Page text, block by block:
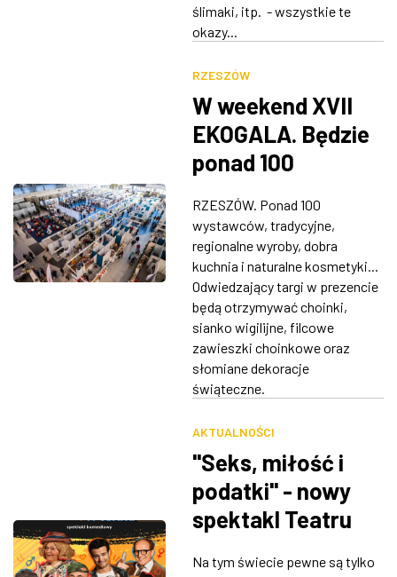
ślimaki, itp. - wszystkie te
okazy...
RZESZÓW
W weekend XVII
EKOGALA. Będzie
ponad 100
[PROGRAM]
RZESZÓW. Ponad 100
wystawców, tradycyjne,
regionalne wyroby, dobra
kuchnia i naturalne kosmetyki...
Odwiedzający targi w prezencie
będą otrzymywać choinki,
sianko wigilijne, filcowe
zawieszki choinkowe oraz
słomiane dekoracje
świąteczne.
AKTUALNOŚCI
"Seks, miłość i
podatki" - nowy
spektakl Teatru
Na tym świecie pewne są tylko